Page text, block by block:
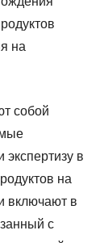
на
собой
в
на
включают в
с